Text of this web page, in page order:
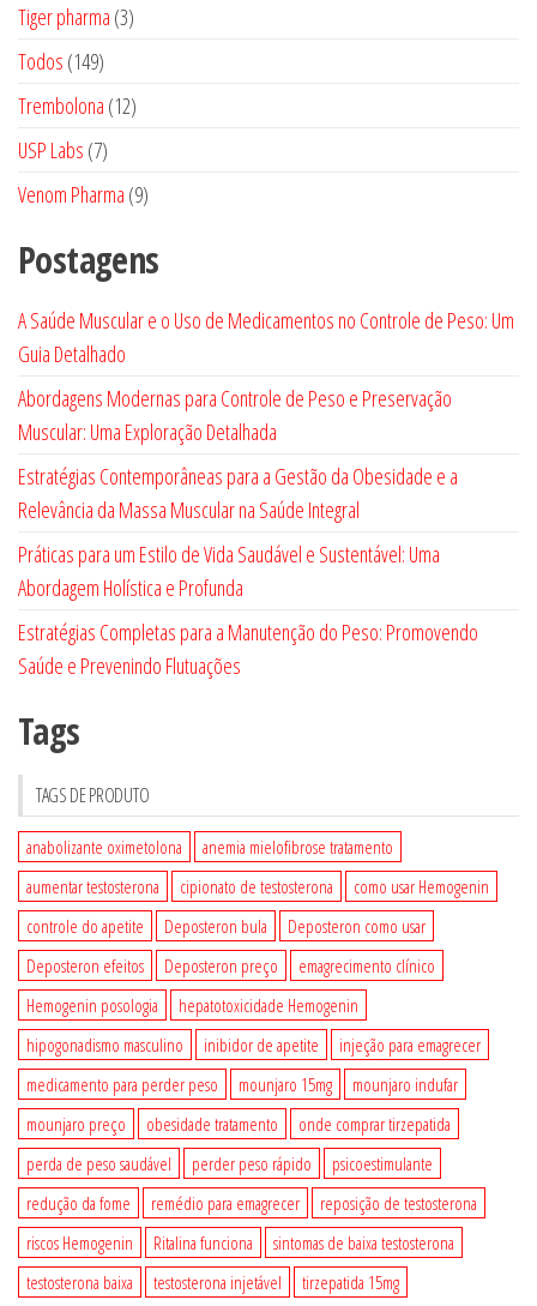
Tiger pharma 33
Todos 149149
produtos
Trembolona 1212
USP Labs 77
produtos
Venom Pharma 99
Postagens
A Saúde Muscular e o Uso de Medicamentos no Controle de Peso: Um
Guia Detalhado
Abordagens Modernas para Controle de Peso e Preservação
Muscular: Uma Exploração Detalhada
Estratégias Contemporâneas para a Gestão da Obesidade e a
Relevância da Massa Muscular na Saúde Integral
Práticas para um Estilo de Vida Saudável e Sustentável: Uma
Abordagem Holística e Profunda
Estratégias Completas para a Manutenção do Peso: Promovendo
Saúde e Prevenindo Flutuações
Tags
TAGS DE PRODUTO
anabolizante oximetolona
anemia mielofibrose tratamento
aumentar testosterona
cipionato de testosterona
como usar Hemogenin
controle do apetite
Deposteron bula
Deposteron como usar
Deposteron efeitos
Deposteron preço
emagrecimento clínico
Hemogenin posologia
hepatotoxicidade Hemogenin
hipogonadismo masculino
inibidor de apetite
injeção para emagrecer
medicamento para perder peso
mounjaro 15mg
mounjaro indufar
mounjaro preço
obesidade tratamento
onde comprar tirzepatida
perda de peso saudável
perder peso rápido
psicoestimulante
redução da fome
remédio para emagrecer
reposição de testosterona
riscos Hemogenin
Ritalina funciona
sintomas de baixa testosterona
testosterona baixa
testosterona injetável tirzepatida 15mg